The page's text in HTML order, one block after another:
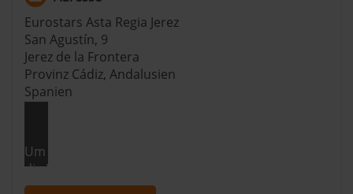
den Einsatz der nicht notwendigen Cookies mit dem Klick
auf die Schaltfläche »Akzeptieren« einwilligen oder dich
per Klick auf »Anpassen« anders entscheiden. Die
Einwilligung umfasst alle vorausgewählten, bzw. von dir
ausgewählten Cookies. Du kannst diese Einstellungen
jederzeit aufrufen und Cookies auch nachträglich
»Cookies«, »Marketing« und »Statistik«) erhältst du in
Eurostars Asta Regia Jerez
San Agustín, 9
Jerez de la Frontera
Provinz Cádiz, Andalusien
Spanien
Um dir die Karte anschauen zu können, musst du
die Marketing Cookies akzeptieren.